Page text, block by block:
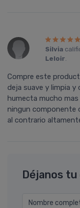
Silvia
Leloir.
Compre este
deja suave y limpia
humecta mucho
ningun componente
al contrario
Déjanos
Nombre